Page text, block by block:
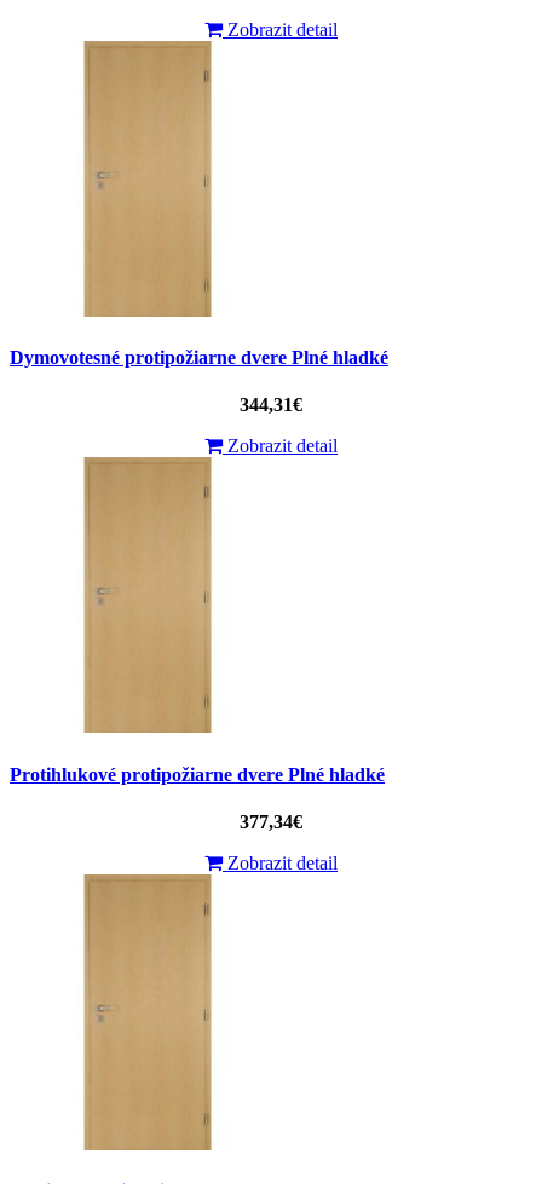
Zobrazit detail
Dymovotesné protipožiarne dvere Plné hladké
344,31€
Zobrazit detail
Protihlukové protipožiarne dvere Plné hladké
377,34€
Zobrazit detail